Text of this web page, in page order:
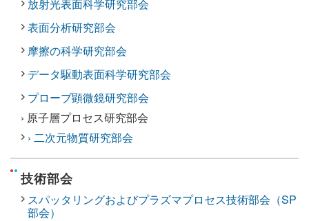
放射光表面科学研究部会
表面分析研究部会
摩擦の科学研究部会
データ駆動表面科学研究部会
プローブ顕微鏡研究部会
› 原子層プロセス研究部会
› 二次元物質研究部会
技術部会
スパッタリングおよびプラズマプロセス技術部会（SP
部会）